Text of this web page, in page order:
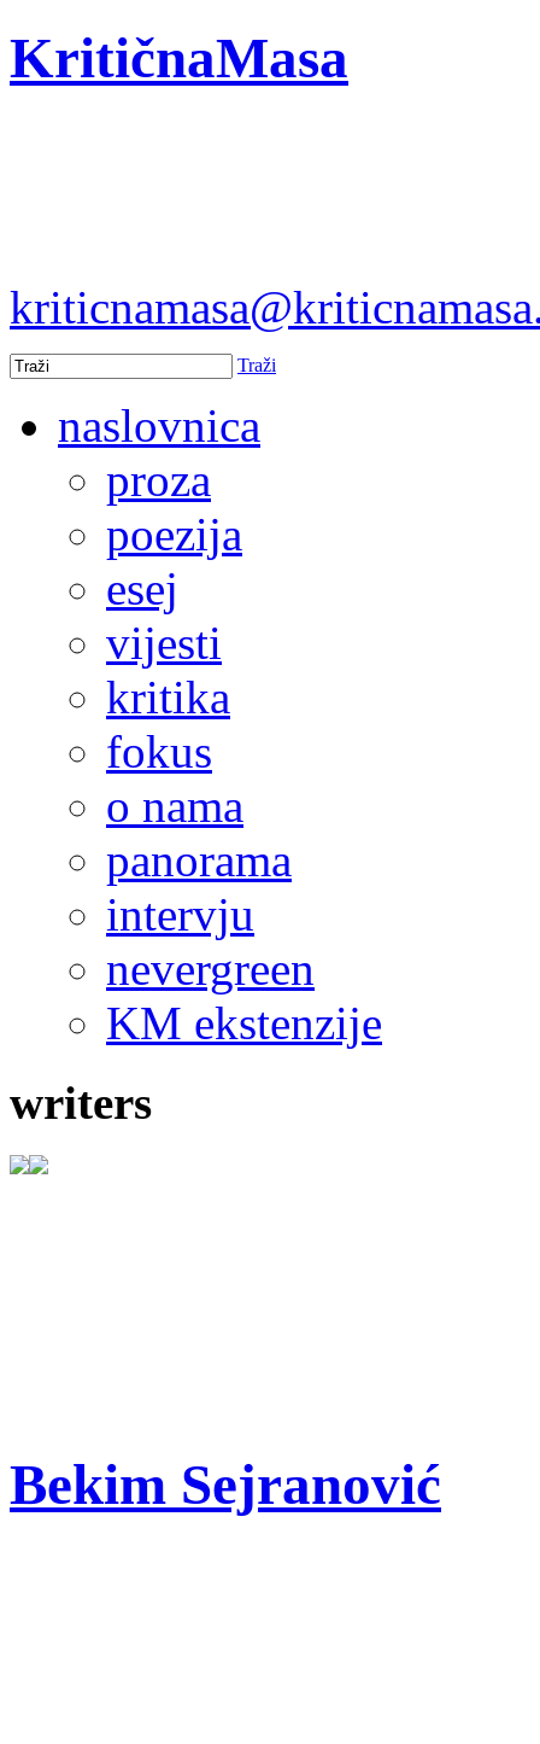
KritičnaMasa
Traži
naslovnica
proza
poezija
esej
vijesti
kritika
fokus
o nama
panorama
intervju
nevergreen
KM ekstenzije
writers
Bekim Sejranović